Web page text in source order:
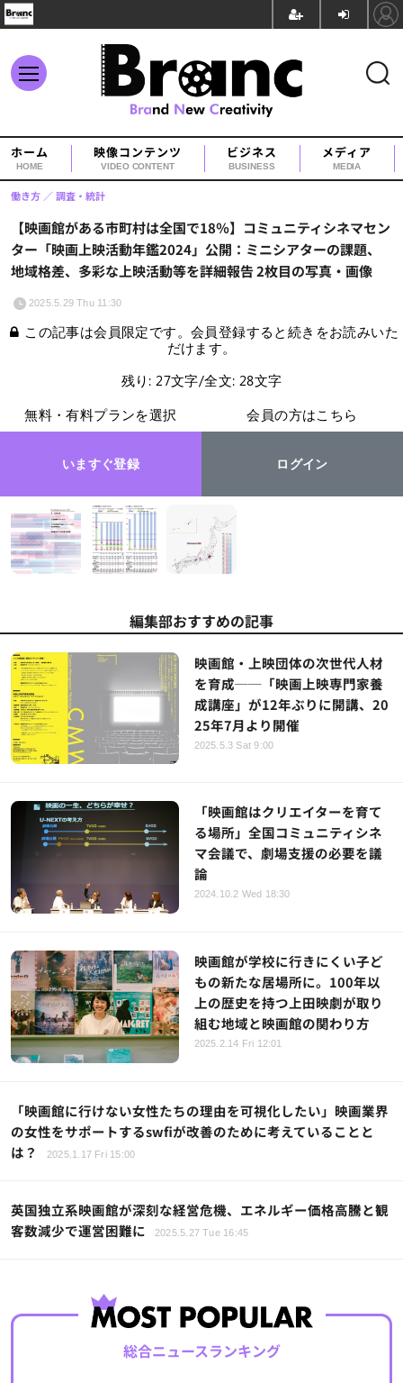
ホーム
HOME
映像コンテンツ
VIDEO CONTENT
ビジネス
BUSINESS
メディア
MEDIA
【映画館がある市町村は全国で18％】コミュニティシネマセン
ター「映画上映活動年鑑2024」公開：ミニシアターの課題、
地域格差、多彩な上映活動等を詳細報告 2枚目の写真・画像
働き方 調査・統計
2025.5.29 Thu 11:30
この記事は会員限定です。会員登録すると続きをお読みいた
だけます。
残り: 27文字/全文: 28文字
無料・有料プランを選択
いますぐ登録
会員の方はこちら
ログイン
編集部おすすめの記事
映画館・上映団体の次世代人材
を育成──「映画上映専門家養
成講座」が12年ぶりに開講、20
25年7月より開催
2025.5.3 Sat 9:00
「映画館はクリエイターを育て
る場所」全国コミュニティシネ
マ会議で、劇場支援の必要を議
論
2024.10.2 Wed 18:30
映画館が学校に行きにくい子ど
もの新たな居場所に。100年以
上の歴史を持つ上田映劇が取り
組む地域と映画館の関わり方
2025.2.14 Fri 12:01
「映画館に行けない女性たちの理由を可視化したい」映画業界
の女性をサポートするswfiが改善のために考えていることと
は？
2025.1.17 Fri 15:00
英国独立系映画館が深刻な経営危機、エネルギー価格高騰と観
客数減少で運営困難に
2025.5.27 Tue 16:45
総合ニュースランキング